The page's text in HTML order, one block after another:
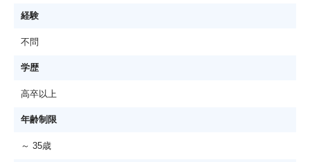
経験
不問
学歴
高卒以上
年齢制限
～ 35歳